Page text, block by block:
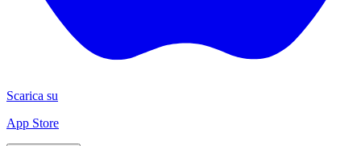
Scarica su
App Store